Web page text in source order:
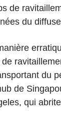
de
du
du
de
qui